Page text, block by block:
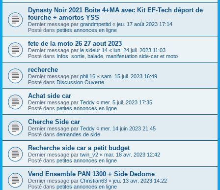
Dynasty Noir 2021 Boite 4+MA avec Kit EF-Tech déport de
fourche + amortos YSS
Dernier message par grandmpetitd « jeu. 17 août 2023 17:14
Posté dans petites annonces en ligne
fete de la moto 26 27 aout 2023
Dernier message par le sideur 14 « lun. 24 juil. 2023 11:03
Posté dans Infos: sortie, balade, manifestation side-car et moto
recherche
Dernier message par phil 16 « sam. 15 juil. 2023 16:49
Posté dans Discussion Ouverte
Achat side car
Dernier message par Teddy « mer. 5 juil. 2023 17:35
Posté dans petites annonces en ligne
Cherche Side car
Dernier message par Teddy « mer. 14 juin 2023 21:45
Posté dans demandes de side
Recherche side car a petit budget
Dernier message par twin_v2 « mar. 18 avr. 2023 12:42
Posté dans petites annonces en ligne
Vend Ensemble PAN 1300 + Side Dedome
Dernier message par Christian63 « jeu. 13 avr. 2023 14:22
Posté dans petites annonces en ligne